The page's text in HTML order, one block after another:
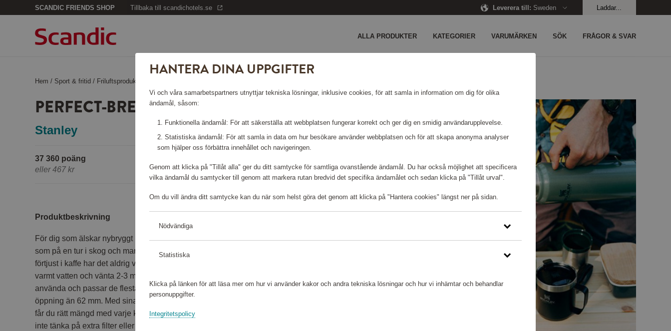
SCANDIC FRIENDS SHOP Tillbaka till scandichotels.se Leverera till: Sweden Laddar...
ALLA PRODUKTER KATEGORIER VARUMÄRKEN SÖK FRÅGOR & SVAR
Hem / Sport & fritid / Friluftsprodukter
PERFECT-BREW POUR OVER 0,6L
Stanley
37 360 poäng
eller 467 kr
Logga in för att kunna handla
Produktbeskrivning
För dig som älskar nybryggt kaffe! Denna passar lika bra hemma på köksbänken
som på en tur i skog och mark. Oavsett om du är en finsmakare eller bara är väldigt
förtjust i kaffe har det aldrig varit lättare att imponera. Mät upp ditt favoritkaffe, tillsätt
varmt vatten och vänta 2-3 minuter för ett härligt ångande resultat. Den är lätt att
använda och passar de flesta termoskoppar och termosar från Stanley med större
öppning än 62 mm. Med sina 4 interna mätmärken 0,25ml - 0,35ml - 0,47ml - 0,6ml
får du rätt mängd med varje kopp. Den har ett Easy-clean rostfritt filter, så du behöver
inte tänka på extra filter eller svår rengöring efter användning. Den kan enkelt
HANTERA DINA UPPGIFTER
Vi och våra samarbetspartners utnyttjar tekniska lösningar, inklusive cookies, för att samla in information om dig för olika
ändamål, såsom:
Funktionella ändamål: För att säkerställa att webbplatsen fungerar korrekt och ger dig en smidig användarupplevelse.
Statistiska ändamål: För att samla in data om hur besökare använder webbplatsen och för att skapa anonyma analyser
som hjälper oss förbättra innehållet och navigeringen.
Genom att klicka på "Tillåt alla" ger du ditt samtycke för samtliga ovanstående ändamål. Du har också möjlighet att specificera
vilka ändamål du samtycker till genom att markera rutan bredvid det specifika ändamålet och sedan klicka på "Tillåt urval".
Om du vill ändra ditt samtycke kan du när som helst göra det genom att klicka på "Hantera cookies" längst ner på sidan.
Nödvändiga
Statistiska
Klicka på länken för att läsa mer om hur vi använder kakor och andra tekniska lösningar och hur vi inhämtar och behandlar
personuppgifter.
Integritetspolicy